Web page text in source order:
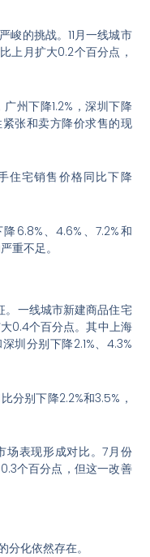
峻的挑战。11月一线城市
比上月扩大0.2个百分点，
州下降1.2%，深圳下降
张和卖方降价求售的现
住宅销售价格同比下降
6.8%、4.6%、7.2%和
重不足。
。一线城市新建商品住宅
0.4个百分点。其中上海
圳分别下降2.1%、4.3%
分别下降2.2%和3.5%，
场表现形成对比。7月份
个百分点 ，但这一改善
化依然存在。